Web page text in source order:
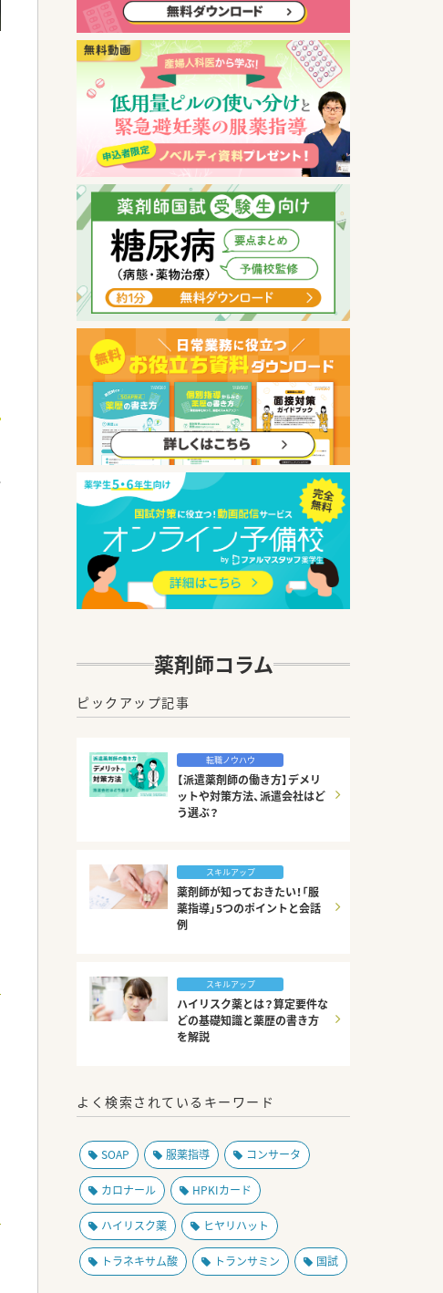
薬剤師コラム
ピックアップ記事
転職ノウハウ
【派遣薬剤師の働き方】デメリ
ットや対策方法、派遣会社はど
う選ぶ？
スキルアップ
薬剤師が知っておきたい！「服
薬指導」5つのポイントと会話
例
スキルアップ
ハイリスク薬とは？算定要件な
どの基礎知識と薬歴の書き方
を解説
よく検索されているキーワード
SOAP 服薬指導 コンサータ
カロナール HPKIカード
ハイリスク薬 ヒヤリハット
トラネキサム酸 トランサミン 国試